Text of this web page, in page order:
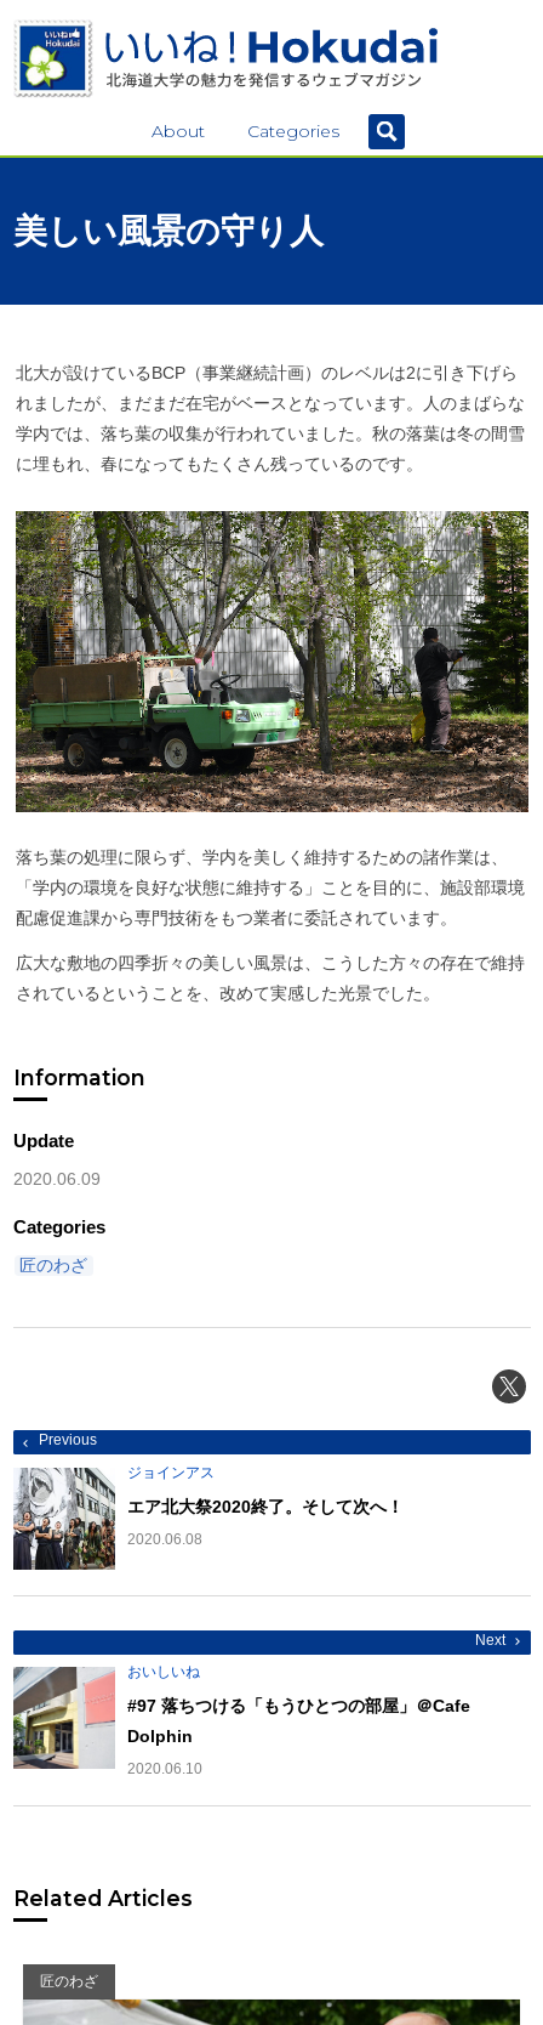
About Categories
美しい風景の守り 人
北大が設けているBCP（事業継続計画）のレベルは2に引き下げら
れましたが、まだまだ在宅がベースとなっています。人のまばらな
学内では、落ち葉の収集が行われていました。秋の落葉は冬の間雪
に埋もれ、春になってもたくさん残っているのです。
落ち葉の処理に限らず、学内を美しく維持するための諸作業は
「学内の環境を良好な状態に維持する」ことを目的に、施設部環境
配慮促進課から専門技術をもつ業者に委託されています。
広大な敷地の四季折々の美しい風景は、こうした方々の存在で維持
されているということを、改めて実感した光景でした。
Information
Update
2020.06.09
Categories
匠のわざ
投
稿
ナ
ビ
ゲ
ー
シ
ョ
ン
Previous
ジョインアス
エア北大祭2020終了。そして次へ！
2020.06.08
Next
おいしいね
#97 落ちつける「もうひとつの部屋」＠Cafe
Dolphin
2020.06.10
Related Articles
匠のわざ